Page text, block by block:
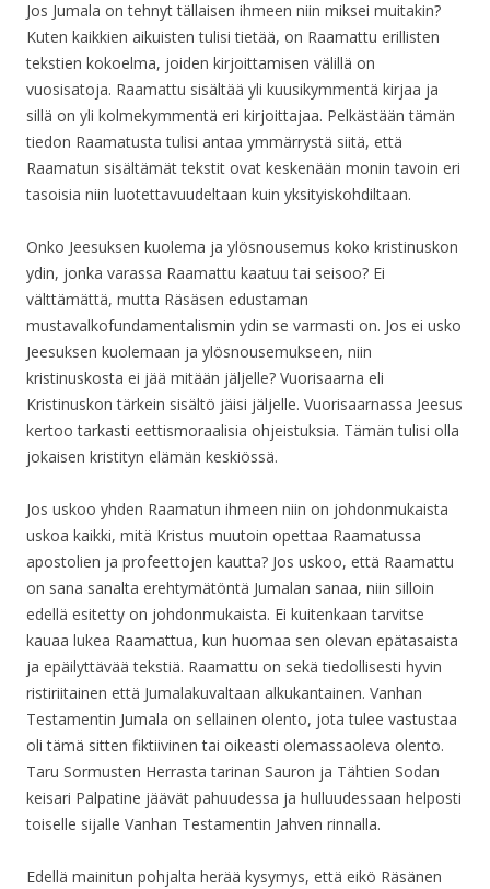
Jos Jumala on tehnyt tällaisen ihmeen niin miksei muitakin?
Kuten kaikkien aikuisten tulisi tietää, on Raamattu erillisten
tekstien kokoelma, joiden kirjoittamisen välillä on
vuosisatoja. Raamattu sisältää yli kuusikymmentä kirjaa ja
sillä on yli kolmekymmentä eri kirjoittajaa. Pelkästään tämän
tiedon Raamatusta tulisi antaa ymmärrystä siitä, että
Raamatun sisältämät tekstit ovat keskenään monin tavoin eri
tasoisia niin luotettavuudeltaan kuin yksityiskohdiltaan.
Onko Jeesuksen kuolema ja ylösnousemus koko kristinuskon
ydin, jonka varassa Raamattu kaatuu tai seisoo? Ei
välttämättä, mutta Räsäsen edustaman
mustavalkofundamentalismin ydin se varmasti on. Jos ei usko
Jeesuksen kuolemaan ja ylösnousemukseen, niin
kristinuskosta ei jää mitään jäljelle? Vuorisaarna eli
Kristinuskon tärkein sisältö jäisi jäljelle. Vuorisaarnassa Jeesus
kertoo tarkasti eettismoraalisia ohjeistuksia. Tämän tulisi olla
jokaisen kristityn elämän keskiössä.
Jos uskoo yhden Raamatun ihmeen niin on johdonmukaista
uskoa kaikki, mitä Kristus muutoin opettaa Raamatussa
apostolien ja profeettojen kautta? Jos uskoo, että Raamattu
on sana sanalta erehtymätöntä Jumalan sanaa, niin silloin
edellä esitetty on johdonmukaista. Ei kuitenkaan tarvitse
kauaa lukea Raamattua, kun huomaa sen olevan epätasaista
ja epäilyttävää tekstiä. Raamattu on sekä tiedollisesti hyvin
ristiriitainen että Jumalakuvaltaan alkukantainen. Vanhan
Testamentin Jumala on sellainen olento, jota tulee vastustaa
oli tämä sitten fiktiivinen tai oikeasti olemassaoleva olento.
Taru Sormusten Herrasta tarinan Sauron ja Tähtien Sodan
keisari Palpatine jäävät pahuudessa ja hulluudessaan helposti
toiselle sijalle Vanhan Testamentin Jahven rinnalla.
Edellä mainitun pohjalta herää kysymys, että eikö Räsänen